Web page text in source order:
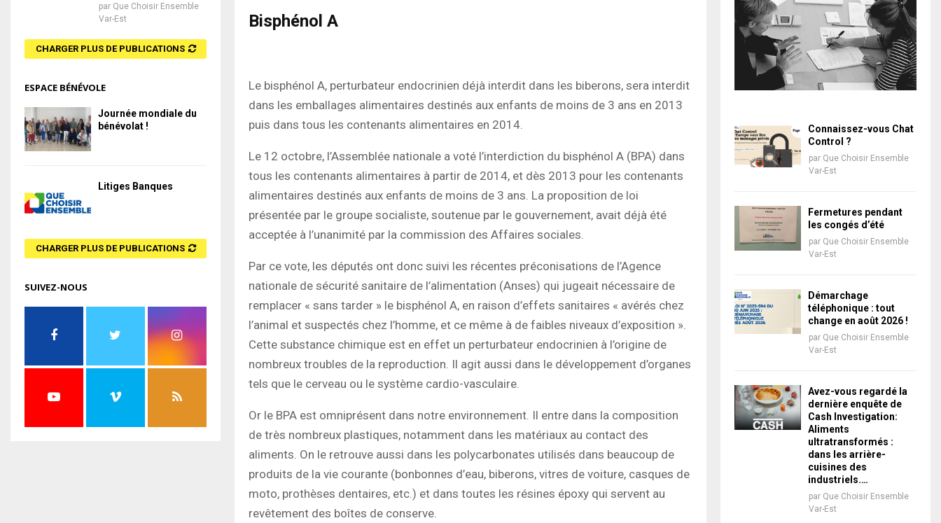
Bisphénol A
Le bisphénol A, perturbateur endocrinien déjà interdit dans les biberons, sera interdit
dans les emballages alimentaires destinés aux enfants de moins de 3 ans en 2013
puis dans tous les contenants alimentaires en 2014.
Le 12 octobre, l’Assemblée nationale a voté l’interdiction du bisphénol A (BPA) dans
tous les contenants alimentaires à partir de 2014, et dès 2013 pour les contenants
alimentaires destinés aux enfants de moins de 3 ans. La proposition de loi
présentée par le groupe socialiste, soutenue par le gouvernement, avait déjà été
acceptée à l’unanimité par la commission des Affaires sociales.
Par ce vote, les députés ont donc suivi les récentes préconisations de l’Agence
nationale de sécurité sanitaire de l’alimentation (Anses) qui jugeait nécessaire de
remplacer « sans tarder » le bisphénol A, en raison d’effets sanitaires « avérés chez
l’animal et suspectés chez l’homme, et ce même à de faibles niveaux d’exposition ».
Cette substance chimique est en effet un perturbateur endocrinien à l’origine de
nombreux troubles de la reproduction. Il agit aussi dans le développement d’organes
tels que le cerveau ou le système cardio-vasculaire.
Or le BPA est omniprésent dans notre environnement. Il entre dans la composition
de très nombreux plastiques, notamment dans les matériaux au contact des
aliments. On le retrouve aussi dans les polycarbonates utilisés dans beaucoup de
produits de la vie courante (bonbonnes d’eau, biberons, vitres de voiture, casques de
moto, prothèses dentaires, etc.) et dans toutes les résines époxy qui servent au
revêtement des boîtes de conserve.
par Que Choisir Ensemble
Var-Est
CHARGER PLUS DE PUBLICATIONS
ESPACE BÉNÉVOLE
Journée mondiale du
bénévolat !
Litiges Banques
CHARGER PLUS DE PUBLICATIONS
SUIVEZ-NOUS
Connaissez-vous Chat
Control ?
par Que Choisir Ensemble
Var-Est
Fermetures pendant
les congés d’été
par Que Choisir Ensemble
Var-Est
Démarchage
téléphonique : tout
change en août 2026 !
par Que Choisir Ensemble
Var-Est
Avez-vous regardé la
dernière enquête de
Cash Investigation:
Aliments
ultratransformés :
dans les arrière-
cuisines des
industriels.…
par Que Choisir Ensemble
Var-Est